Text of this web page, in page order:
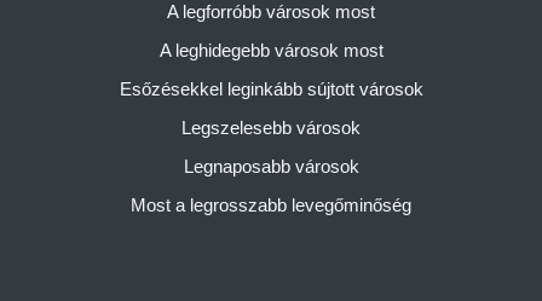
A legforróbb városok most
A leghidegebb városok most
Esőzésekkel leginkább sújtott városok
Legszelesebb városok
Legnaposabb városok
Most a legrosszabb levegőminőség